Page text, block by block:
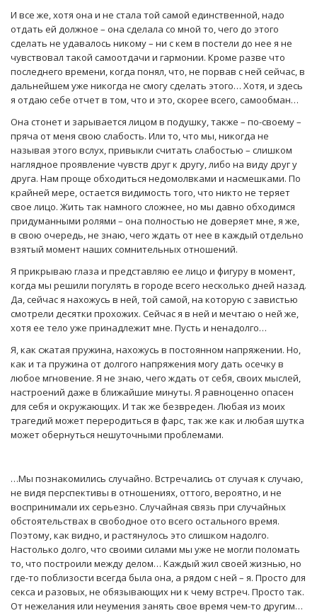
И все же, хотя она и не стала той самой единственной, надо
отдать ей должное – она сделала со мной то, чего до этого
сделать не удавалось никому – ни с кем в постели до нее я не
чувствовал такой самоотдачи и гармонии. Кроме разве что
последнего времени, когда понял, что, не порвав с ней сейчас, в
дальнейшем уже никогда не смогу сделать этого… Хотя, и здесь
я отдаю себе отчет в том, что и это, скорее всего, самообман…
Она стонет и зарывается лицом в подушку, также – по-своему –
пряча от меня свою слабость. Или то, что мы, никогда не
называя этого вслух, привыкли считать слабостью – слишком
наглядное проявление чувств друг к другу, либо на виду друг у
друга. Нам проще обходиться недомолвками и насмешками. По
крайней мере, остается видимость того, что никто не теряет
свое лицо. Жить так намного сложнее, но мы давно обходимся
придуманными ролями – она полностью не доверяет мне, я же,
в свою очередь, не знаю, чего ждать от нее в каждый отдельно
взятый момент наших сомнительных отношений.
Я прикрываю глаза и представляю ее лицо и фигуру в момент,
когда мы решили погулять в городе всего несколько дней назад.
Да, сейчас я нахожусь в ней, той самой, на которую с завистью
смотрели десятки прохожих. Сейчас я в ней и мечтаю о ней же,
хотя ее тело уже принадлежит мне. Пусть и ненадолго…
Я, как сжатая пружина, нахожусь в постоянном напряжении. Но,
как и та пружина от долгого напряжения могу дать осечку в
любое мгновение. Я не знаю, чего ждать от себя, своих мыслей,
настроений даже в ближайшие минуты. Я равноценно опасен
для себя и окружающих. И так же безвреден. Любая из моих
трагедий может переродиться в фарс, так же как и любая шутка
может обернуться нешуточными проблемами.
…Мы познакомились случайно. Встречались от случая к случаю,
не видя перспективы в отношениях, оттого, вероятно, и не
воспринимали их серьезно. Случайная связь при случайных
обстоятельствах в свободное ото всего остального время.
Поэтому, как видно, и растянулось это слишком надолго.
Настолько долго, что своими силами мы уже не могли поломать
то, что построили между делом… Каждый жил своей жизнью, но
где-то поблизости всегда была она, а рядом с ней – я. Просто для
секса и разовых, не обязывающих ни к чему встреч. Просто так.
От нежелания или неумения занять свое время чем-то другим…